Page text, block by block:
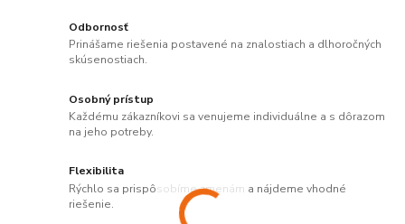
Odbornosť
Prinášame riešenia postavené na znalostiach a dlhoročných
skúsenostiach.
Osobný prístup
Každému zákazníkovi sa venujeme individuálne a s dôrazom
na jeho potreby.
Flexibilita
Rýchlo sa prispôsobíme zmenám a nájdeme vhodné
riešenie.